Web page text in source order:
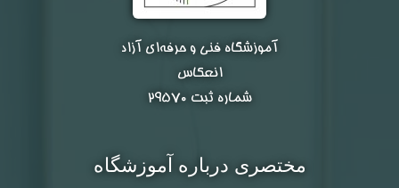
آموزشگاه فنی و حرفه‌ای آزاد
انعکاس
شماره ثبت ۲۹۵۷۰
مختصری درباره آموزشگاه